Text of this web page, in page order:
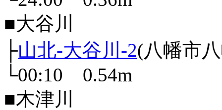
■大谷川
├山北-大谷川-2(八幡市
└00:10 0.54m
■木津川